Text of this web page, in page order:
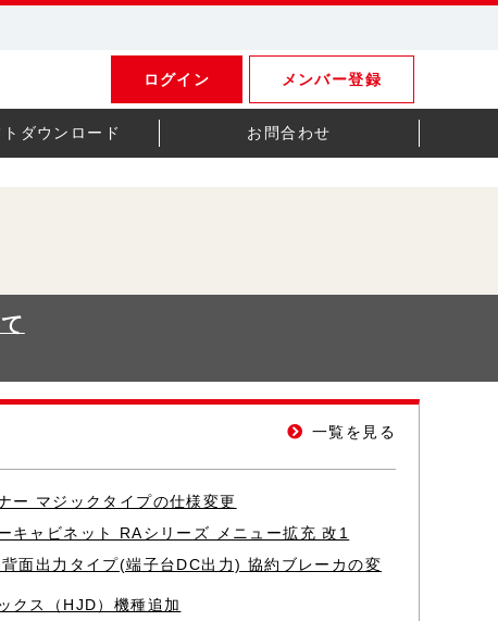
ログイン メンバー登録
ダウンロード お問合わせ
一覧を見る
ー マジックタイプの仕様変更
キャビネット RAシリーズ メニュー拡充 改1
面出力タイプ(端子台DC出力) 協約ブレーカの変
クス（HJD）機種追加